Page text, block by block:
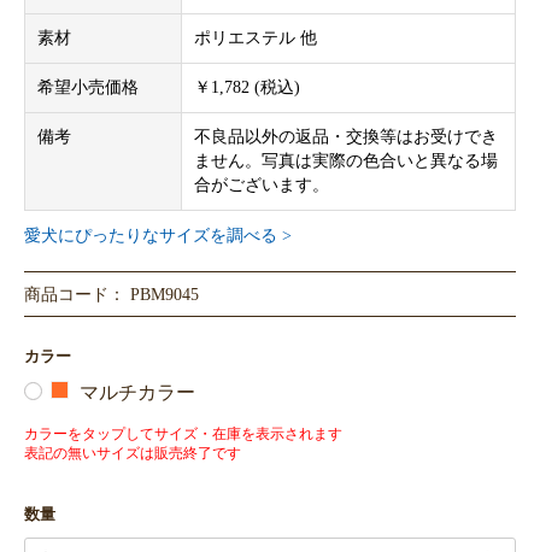
素材 ポリエステル 他
希望小売価格 ￥1,782 (税込)
備考
不良品以外の返品・交換等はお受けでき
ません。写真は実際の色合いと異なる場
合がございます。
愛犬にぴったりなサイズを調べる >
商品コード： PBM9045
カラー
マルチカラー
カラーをタップしてサイズ・在庫を表示されます
表記の無いサイズは販売終了です
数量